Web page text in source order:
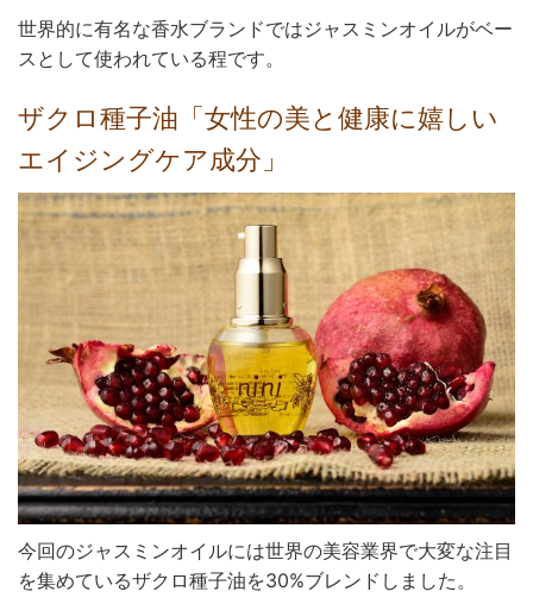
世界的に有名な香水ブランドではジャスミンオイルがベー
スとして使われている程です。
ザクロ種子油「女性の美と健康に嬉しい
エイジングケア成分」
今回のジャスミンオイルには世界の美容業界で大変な注目
を集めているザクロ種子油を30%ブレンドしました。